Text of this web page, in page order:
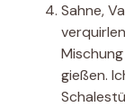
Sahne,
gießen.